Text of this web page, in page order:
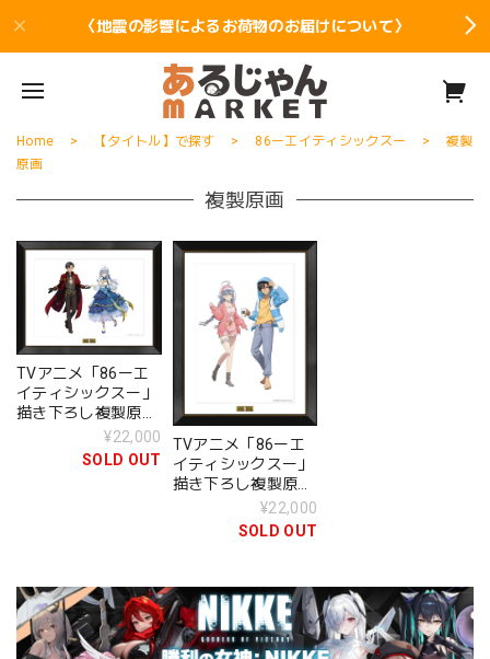
〈地震の影響によるお荷物のお届けについて〉
Home 【タイトル】で探す 86ーエイティシックスー
複製
原画
複製原画
TVアニメ「86ーエ
イティシックスー」
描き下ろし複製原画
【ドレスアップ¥22,000
SOLD OUT
TVアニメ「86ーエ
イティシックスー」
描き下ろし複製原画
【ルームウェア¥22,000
SOLD OUT